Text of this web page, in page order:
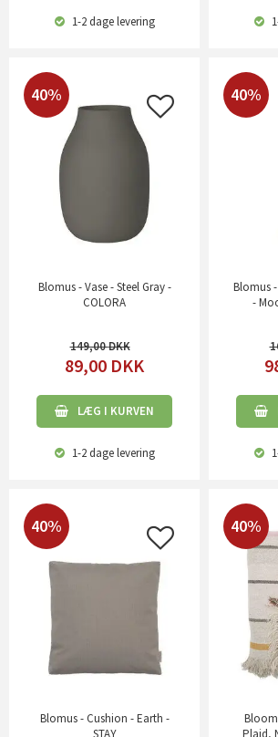
1-2 dagelevering
40%
Blomus - Vase - Steel Gray -
COLORA
149,00
89,00 DKK
LÆG I KURVEN
1-2 dagelevering
40%
Blomus
-
40%
Blomus - Cushion - Earth -
STAY
40%
Plaid,